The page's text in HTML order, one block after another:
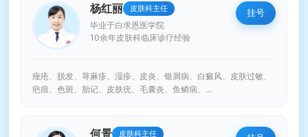
杨红丽 皮肤科主任
毕业于白求恩医学院
10余年皮肤科临床诊疗经验
挂号
痤疮、脱发、荨麻疹、湿疹、皮炎、银屑病、白癜风、皮肤过敏、
疤痕、色斑、胎记、皮肤疣、毛囊炎、鱼鳞病、...
何景 皮肤科主任